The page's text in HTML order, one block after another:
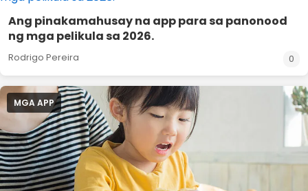
Ang pinakamahusay na app para sa panonood
ng mga pelikula sa 2026.
Rodrigo Pereira 0
MGA APP